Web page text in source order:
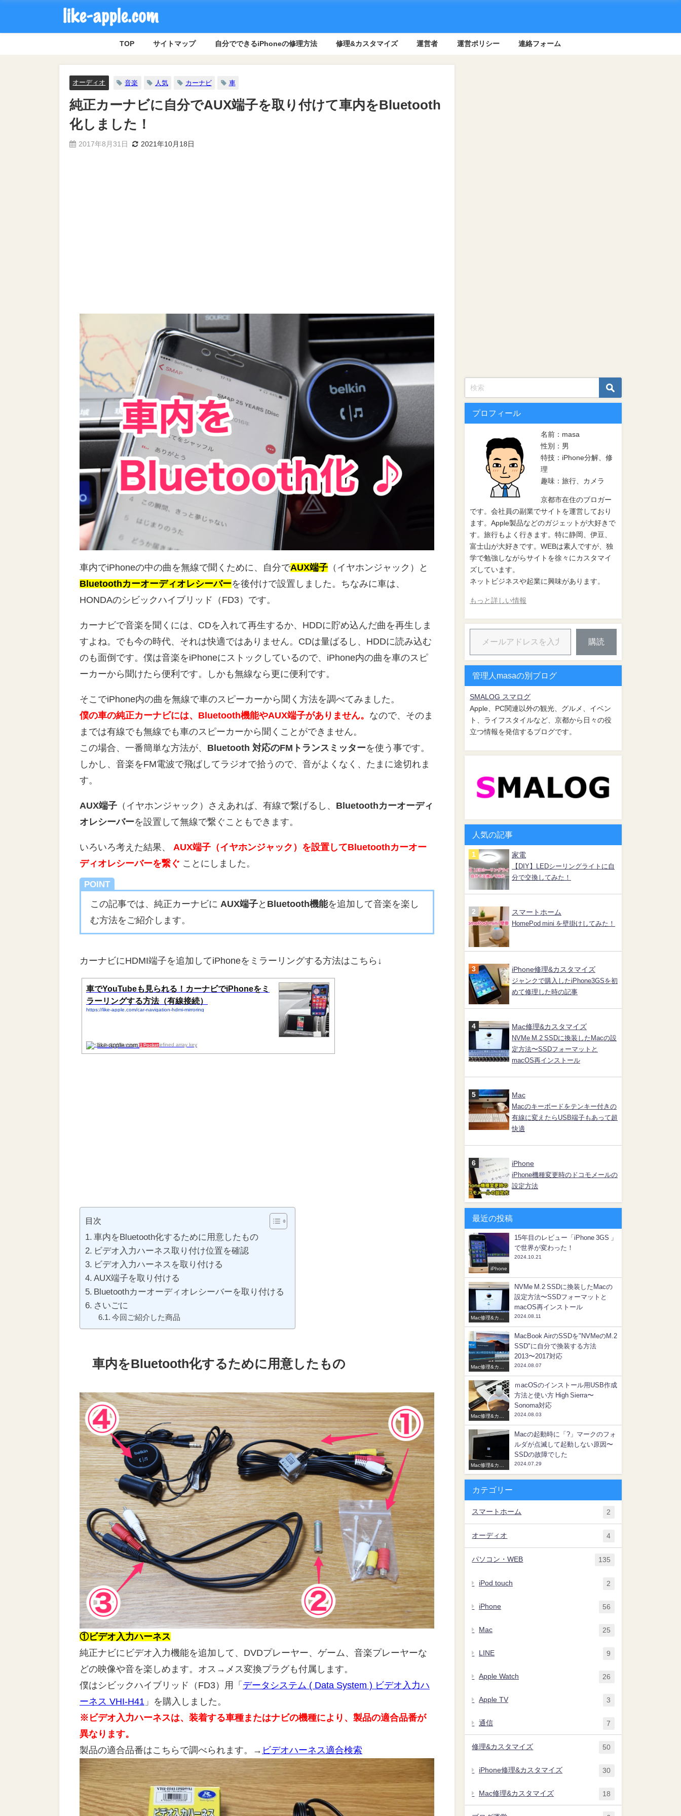
TOP サイトマップ 自分でできるiPhoneの修理方法 修理&カスタマイズ 運営者 運営ポリシー 連絡フォーム
オーディオ 音楽 人気 カーナビ 車
純正カーナビに自分でAUX端子を取り付けて車内をBluetooth
化しました！
2017年8月31日 2021年10月18日
車内でiPhoneの中の曲を無線で聞くために、自分でAUX端子 （イヤホンジャック）と
Bluetoothカーオーディオレシーバーを後付けで設置しました。ちなみに車は、
HONDAのシビックハイブリッド（FD3）です。
カーナビで音楽を聞くには、CDを入れて再生するか、HDDに貯め込んだ曲を再生しま
すよね。でも今の時代、それは快適ではありません。CDは量ばるし、HDDに読み込む
のも面倒です。僕は音楽をiPhoneにストックしているので、iPhone内の曲を車のスピ
ーカーから聞けたら便利です。しかも無線なら更に便利です。
そこでiPhone内の曲を無線で車のスピーカーから聞く方法を調べてみました。
僕の車の純正カーナビには、Bluetooth機能やAUX端子がありません。 なので、そのま
までは有線でも無線でも車のスピーカーから聞くことができません。
この場合、一番簡単な方法が、 Bluetooth 対応のFMトランスミッターを使う事です。
しかし、音楽をFM電波で飛ばしてラジオで拾うので、音がよくなく、たまに途切れま
す。
AUX端子 （イヤホンジャック）さえあれば、有線で繋げるし、 Bluetoothカーオーディ
オレシーバーを設置して無線で繋ぐこともできます。
いろいろ考えた結果、
AUX端子（イヤホンジャック）を設置してBluetoothカーオー
ディオレシーバーを繋ぐ ことにしました。
POINT
この記事では、純正カーナビに AUX端子と Bluetooth機能を追加して音楽を楽し
む方法をご紹介します。
カーナビにHDMI端子を追加してiPhoneをミラーリングする方法はこちら↓
車でYouTubeも見られる！カーナビでiPhoneをミ
ラーリングする方法（有線接続）
https://like-apple.com/car-navigation-hdmi-mirroring
like-apple.com 1 Pocket
目次
車内をBluetooth化するために用意したもの
ビデオ入力ハーネス取り付け位置を確認
ビデオ入力ハーネスを取り付ける
AUX端子を取り付ける
Bluetoothカーオーディオレシーバーを取り付ける
さいごに
今回ご紹介した商品
車内をBluetooth化するために用意したもの
①ビデオ入力ハーネス
純正ナビにビデオ入力機能を追加して、DVDプレーヤー、ゲーム、音楽プレーヤーな
どの映像や音を楽しめます。オス→メス変換プラグも付属します。
僕はシビックハイブリッド（FD3）用「 データシステム ( Data System ) ビデオ入力ハ
ーネス VHI-H41 」を購入しました。
※ビデオ入力ハーネスは、装着する車種またはナビの機種により、製品の適合品番が
異なります。
製品の適合品番はこちらで調べられます。→ ビデオハーネス適合検索
プロフィール
名前：masa
性別：男
特技：iPhone分解、修
理
趣味：旅行、カメラ
京都市在住のブロガー
です。会社員の副業でサイトを運営しており
ます。Apple製品などのガジェットが大好きで
す。旅行もよく行きます。特に静岡、伊豆、
富士山が大好きです。WEBは素人ですが、独
学で勉強しながらサイトを徐々にカスタマイ
ズしています。
ネットビジネスや起業に興味があります。
もっと詳しい情報
購読
管理人masaの別ブログ
SMALOG スマログ
Apple、PC関連以外の観光、グルメ、イベン
ト、ライフスタイルなど、京都から日々の役
立つ情報を発信するブログです。
人気の記事
家電
【DIY】LEDシーリングライトに自
分で交換してみた！
スマートホーム
HomePod mini を壁掛けしてみた！
iPhone修理&カスタマイズ
ジャンクで購入したiPhone3GSを初
めて修理した時の記事
Mac修理&カスタマイズ
NVMe M.2 SSDに換装したMacの設
定方法〜SSDフォーマットと
macOS再インストール
Mac
Macのキーボードをテンキー付きの
有線に変えたらUSB端子もあって超
快適
iPhone
iPhone機種変更時のドコモメールの
設定方法
最近の投稿
iPhone
15年目のレビュー「iPhone 3GS 」
で世界が変わった！
2024.10.21
Mac修理&カス
NVMe M.2 SSDに換装したMacの
設定方法〜SSDフォーマットと
macOS再インストール
2024.08.11
Mac修理&カス
MacBook AirのSSDを"NVMeのM.2
SSD"に自分で換装する方法
2013〜2017対応
2024.08.07
Mac修理&カス
ｍacOSのインストール用USB作成
方法と使い方 High Sierra〜
Sonoma対応
2024.08.03
Mac修理&カス
Macの起動時に「?」マークのフォ
ルダが点滅して起動しない原因〜
SSDの故障でした
2024.07.29
カテゴリー
スマートホーム 2
オーディオ 4
パソコン・WEB 135
iPod touch 2
iPhone 56
Mac 25
LINE 9
Apple Watch 26
Apple TV 3
通信 7
修理&カスタマイズ 50
iPhone修理&カスタマイズ 30
Mac修理&カスタマイズ 18